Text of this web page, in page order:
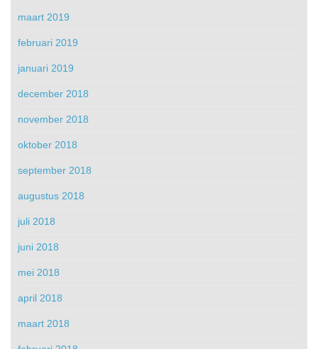
maart 2019
februari 2019
januari 2019
december 2018
november 2018
oktober 2018
september 2018
augustus 2018
juli 2018
juni 2018
mei 2018
april 2018
maart 2018